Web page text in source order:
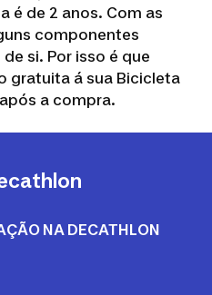
é de 2 anos. Com as
componentes
si. Por isso é que
gratuita á sua Bicicleta
a compra.
NA DECATHLON